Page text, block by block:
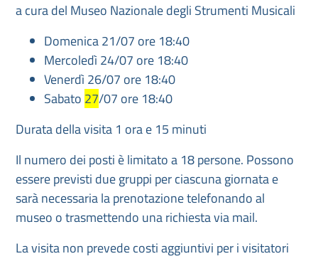
a cura del Museo Nazionale degli Strumenti Musicali
Domenica 21/07 ore 18:40
Mercoledì 24/07 ore 18:40
Venerdì 26/07 ore 18:40
Sabato 27/07 ore 18:40
Durata della visita 1 ora e 15 minuti
Il numero dei posti è limitato a 18 persone. Possono
essere previsti due gruppi per ciascuna giornata e
sarà necessaria la prenotazione telefonando al
museo o trasmettendo una richiesta via mail.
La visita non prevede costi aggiuntivi per i visitatori